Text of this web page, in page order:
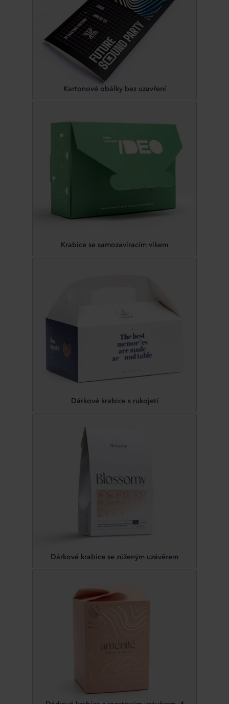
Kartonové obálky bez uzavření
Krabice se samozavíracím víkem
Dárkové krabice s rukojetí
Dárkové krabice se zúženým uzávěrem